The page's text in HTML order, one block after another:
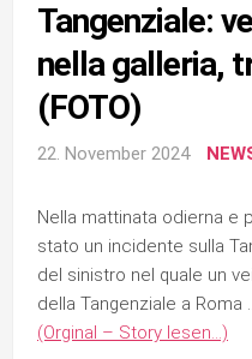
Tangenziale:
nella galleria,
(FOTO)
22. November 2024
Nella mattinata odierna e
stato un incidente sulla
del sinistro nel quale un
della Tangenziale a Roma
(Orginal – Story lesen…)